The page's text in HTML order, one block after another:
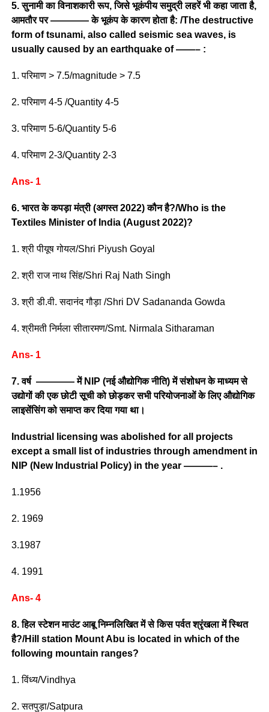
5. सुनामी का विनाशकारी रूप, जिसे भूकंपीय समुद्री लहरें भी कहा जाता है,
आमतौर पर ———— के भूकंप के कारण होता है: /The destructive
form of tsunami, also called seismic sea waves, is
usually caused by an earthquake of ——– :
1. परिमाण > 7.5/magnitude > 7.5
2. परिमाण 4-5 /Quantity 4-5
3. परिमाण 5-6/Quantity 5-6
4. परिमाण 2-3/Quantity 2-3
Ans- 1
6. भारत के कपड़ा मंत्री (अगस्त 2022) कौन है?/Who is the
Textiles Minister of India (August 2022)?
1. श्री पीयूष गोयल/Shri Piyush Goyal
2. श्री राज नाथ सिंह/Shri Raj Nath Singh
3. श्री डी.वी. सदानंद गौड़ा /Shri DV Sadananda Gowda
4. श्रीमती निर्मला सीतारमण/Smt. Nirmala Sitharaman
Ans- 1
7. वर्ष ———— में NIP (नई औद्योगिक नीति) में संशोधन के माध्यम से
उद्योगों की एक छोटी सूची को छोड़कर सभी परियोजनाओं के लिए औद्योगिक
लाइसेंसिंग को समाप्त कर दिया गया था।
Industrial licensing was abolished for all projects
except a small list of industries through amendment in
NIP (New Industrial Policy) in the year ———– .
1.1956
2. 1969
3.1987
4. 1991
Ans- 4
8. हिल स्टेशन माउंट आबू निम्नलिखित में से किस पर्वत श्रृंखला में स्थित
है?/Hill station Mount Abu is located in which of the
following mountain ranges?
1. विंध्य/Vindhya
2. सतपुड़ा/Satpura